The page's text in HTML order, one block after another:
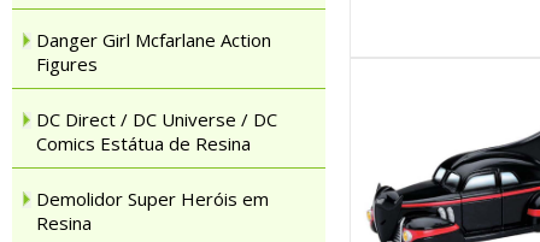
Danger Girl Mcfarlane Action
Figures
DC Direct / DC Universe / DC
Comics Estátua de Resina
Demolidor Super Heróis em
Resina